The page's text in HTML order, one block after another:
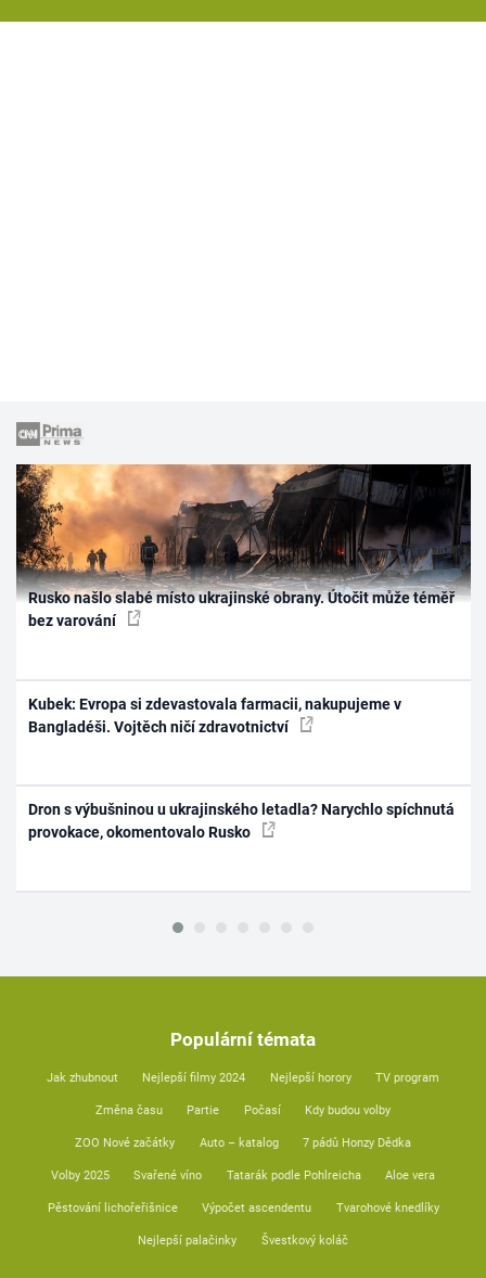
Rusko našlo slabé místo ukrajinské obrany. Útočit může téměř
bez varování
Kubek: Evropa si zdevastovala farmacii, nakupujeme v
Bangladéši. Vojtěch ničí zdravotnictví
Dron s výbušninou u ukrajinského letadla? Narychlo spíchnutá
provokace, okomentovalo Rusko
Populární témata
Jak zhubnout Nejlepší filmy 2024 Nejlepší horory TV program
Změna času Partie Počasí Kdy budou volby
ZOO Nové začátky Auto – katalog 7 pádů Honzy Dědka
Volby 2025 Svařené víno Tatarák podle Pohlreicha Aloe vera
Pěstování lichořeřišnice Výpočet ascendentu Tvarohové knedlíky
Nejlepší palačinky Švestkový koláč